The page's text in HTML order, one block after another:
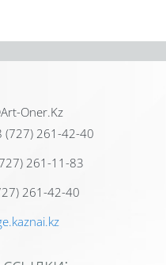
Oner.Kz
(727) 261-42-40
261-11-83
261-42-40